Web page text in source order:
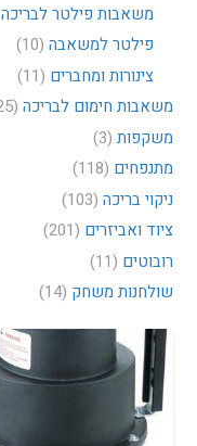
משאבות פילטר לבריכה
פילטר למשאבה (10)
צינורות ומחברים (11)
משאבות חימום לבריכה (25)
משקפות (3)
מתנפחים (118)
ניקוי בריכה (103)
ציוד ואביזרים (201)
רובוטים (11)
שולחנות משחק (14)